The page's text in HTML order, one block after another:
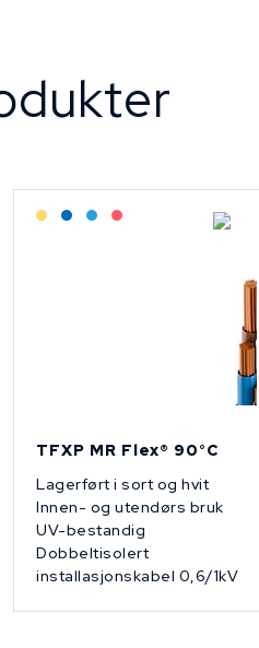
Lagerført: Grossist
Lagerført: NEK Kabel
Bestilling: 2-3 uker
På forespørsel
TFXP MR Flex® 90°C
Lagerført i sort og hvit
Innen- og utendørs bruk
UV-bestandig
Dobbeltisolert
installasjonskabel 0,6/1kV